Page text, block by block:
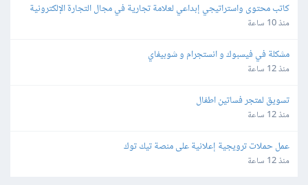
كاتب محتوى واستراتيجي إبداعي لعلامة تجارية في مجال التجارة الإلكترونية
منذ 10 ساعة
مشكلة في فيسبوك و انستجرام و شوبيفاي
منذ 12 ساعة
تسويق لمتجر فساتين اطفال
منذ 12 ساعة
عمل حملات ترويجية إعلانية على منصة تيك توك
منذ 12 ساعة